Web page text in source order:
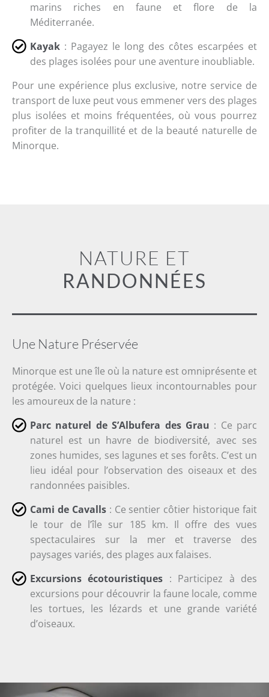
marins riches en faune et flore de la
Méditerranée.
Kayak : Pagayez le long des côtes escarpées et
des plages isolées pour une aventure inoubliable.
Pour une expérience plus exclusive, notre service de
transport de luxe peut vous emmener vers des plages
plus isolées et moins fréquentées, où vous pourrez
profiter de la tranquillité et de la beauté naturelle de
Minorque.
NATURE ET
RANDONNÉES
Une Nature Préservée
Minorque est une île où la nature est omniprésente et
protégée. Voici quelques lieux incontournables pour
les amoureux de la nature :
Parc naturel de S’Albufera des Grau : Ce parc
naturel est un havre de biodiversité, avec ses
zones humides, ses lagunes et ses forêts. C’est un
lieu idéal pour l’observation des oiseaux et des
randonnées paisibles.
Cami de Cavalls: Ce sentier côtier historique fait
le tour de l’île sur 185 km. Il offre des vues
spectaculaires sur la mer et traverse des
paysages variés, des plages aux falaises.
Excursions écotouristiques : Participez à des
excursions pour découvrir la faune locale, comme
les tortues, les lézards et une grande variété
d’oiseaux.